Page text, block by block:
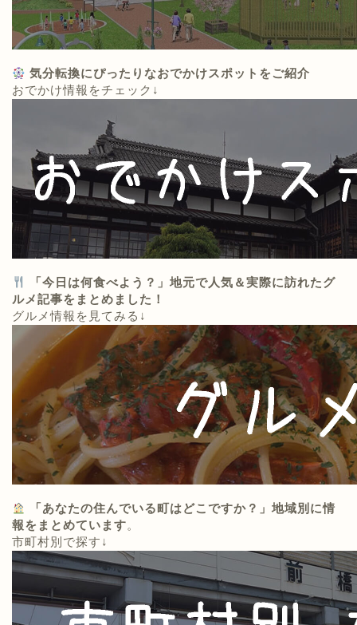
気分転換にぴったりなおでかけスポットをご紹介
おでかけ情報をチェック↓
「今日は何食べよう？」地元で人気＆実際に訪れたグ
ルメ記事をまとめました！
グルメ情報を見てみる↓
「あなたの住んでいる町はどこですか？」地域別に情
報をまとめています。
市町村別で探す↓